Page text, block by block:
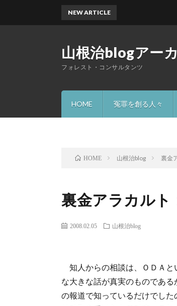
山根治blogアー
フォレスト・コンサルタンツ
HOME 冤罪を創る人々
NEW ARTICLE
HOME 山根治blog 裏金
裏金アラカルト
2008.02.05 山根治blog
知人からの相談は、ＯＤＡと
な大きな話が真実のものであ
の報道で知っているだけでし